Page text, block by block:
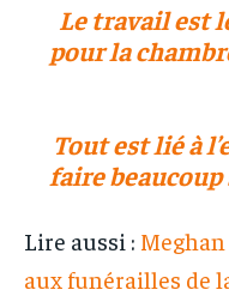
Le travail est
pour la
Tout est lié à
faire
Lire aussi :
aux funérailles de